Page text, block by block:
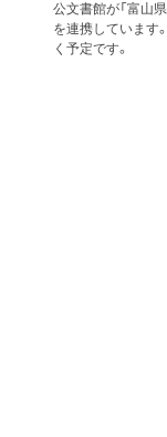
公文書館が「富山
を連携しています
く予定です。